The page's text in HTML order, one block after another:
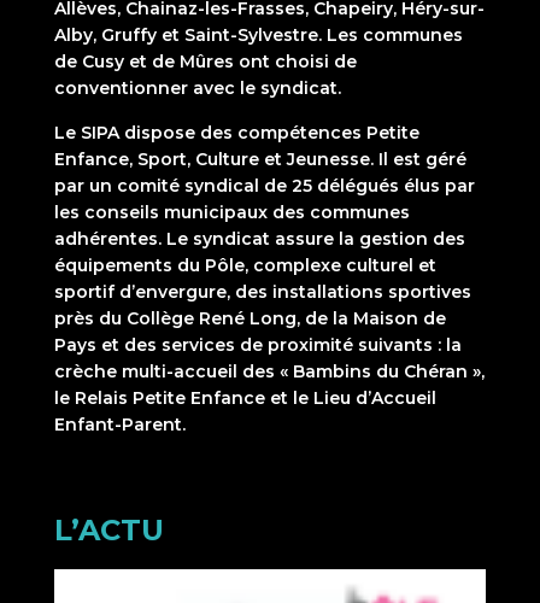
Allèves, Chainaz-les-Frasses, Chapeiry, Héry-sur-
Alby, Gruffy et Saint-Sylvestre. Les communes
de Cusy et de Mûres ont choisi de
conventionner avec le syndicat.
Le SIPA dispose des compétences Petite
Enfance, Sport, Culture et Jeunesse. Il est géré
par un comité syndical de 25 délégués élus par
les conseils municipaux des communes
adhérentes. Le syndicat assure la gestion des
équipements du Pôle, complexe culturel et
sportif d’envergure, des installations sportives
près du Collège René Long, de la Maison de
Pays et des services de proximité suivants : la
crèche multi-accueil des « Bambins du Chéran »,
le Relais Petite Enfance et le Lieu d’Accueil
Enfant-Parent.
L’ACTU